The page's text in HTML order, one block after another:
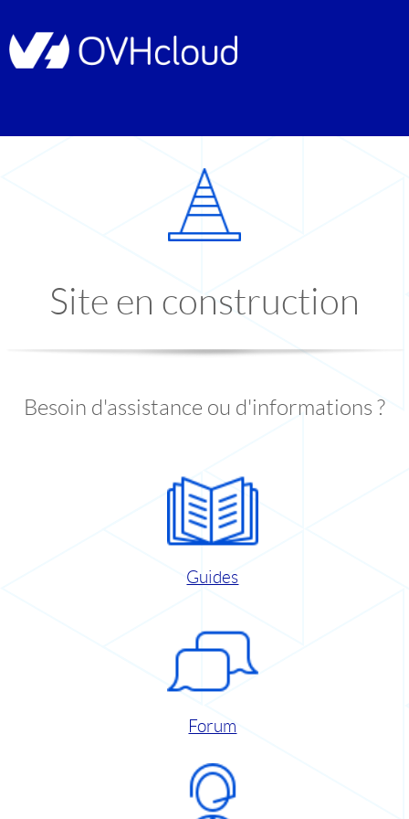
Site en construction
Besoin d'assistance ou d'informations ?
Guides
Forum